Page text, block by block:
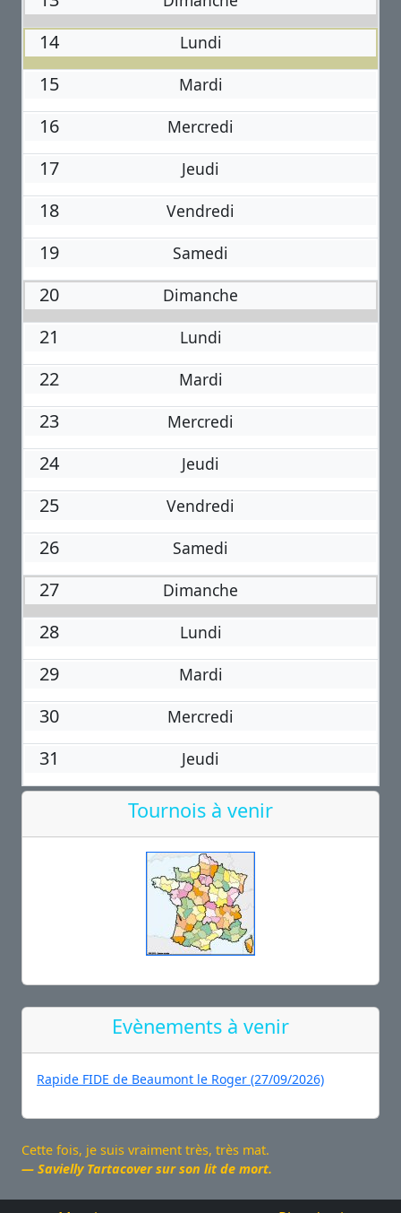
14 Lundi
15 Mardi
16 Mercredi
17 Jeudi
18 Vendredi
19 Samedi
20 Dimanche
21 Lundi
22 Mardi
23 Mercredi
24 Jeudi
25 Vendredi
26 Samedi
27 Dimanche
28 Lundi
29 Mardi
30 Mercredi
31 Jeudi
Tournois à venir
Evènements à venir
Rapide FIDE de Beaumont le Roger (27/09/2026)
Cette fois, je suis vraiment très, très mat.
Savielly Tartacover sur son lit de mort.